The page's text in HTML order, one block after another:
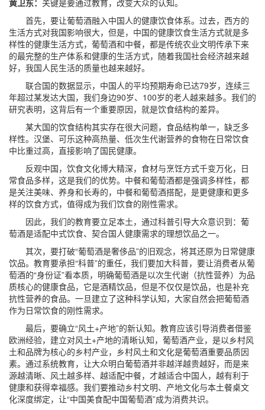
黄卫东： 关键是要通过教育，改变大众的认知。
首先，要让葡萄酒融入中国人的健康饮食体系。过去，西方的
生活方式对我国影响很大，但是，中国的健康饮食生活方式就是多
样性的健康生活方式，葡萄酒和中餐，都是传统农业文明传承下来
的最完整的生产体系和健康的生活方式，随着我国社会经济越来越
好，我国人民生活的质量也越来越好。
联合国的数据显示，中国人的平均预期寿命已达79岁，连续三
年超过某发达大国，我们身边90岁、100岁的老人越来越多。我们的
研究表明，这背后有一个重要原因，就是饮食结构的差异。
某大国的饮食结构其实存在很大问题，食品结构单一，缺乏多
样性。汉堡、可乐这种高热量、低次生代谢营养的食物在日常饮食
中比重过高，直接影响了国民健康。
反观中国，饮食文化博大精深，食材与烹饪方式千变万化，日
常食品多样，这是我们的优势。中餐和葡萄酒都是强调多样性，都
是关注美味、养身和长寿的，中餐和葡萄酒搭配，是更健康和更多
样的饮食方式，值得成为我们饮食的刚性需求。
因此，我们的教育要立足本土，通过科普引导大众意识到：葡
萄酒是适配中式饮食、契合国人健康需求的理想饮品之一。
其次，要打破“葡萄酒是奢侈品”的旧观念，将其还原为日常健康
饮品。教育要承担“科普”的重任，我们要加大科普，要让消费者从葡
萄酒的“身份证”看本质，明确葡萄酒是以次生代谢（抗性营养）为品
质核心的健康食品，它是酒精饮品，但是不仅仅是饮品，也是补充
抗性营养的食品。一旦建立了这种科学认知，大家自然会把葡萄酒
作为日常饮食的刚性需求。
最后，要确立“风土+产地”的新认知。教育应该引导消费者借鉴
欧洲经验，建立对风土+产地的清晰认知，葡萄酒产业，是以乡村风
土和品牌为核心的乡村产业，乡村风土和文化是葡萄酒重要品质因
素。通过系统教育，让大众明白葡萄酒并非越洋越贵越好，而是来
源越清晰、风土越多样、越适配中餐，才越适合中国人，越有利于
健康和获得幸福感。我们要推动乡村文明、产地文化与本土餐桌文
化深度绑定，让“中国美食配中国葡萄酒”成为消费共识。